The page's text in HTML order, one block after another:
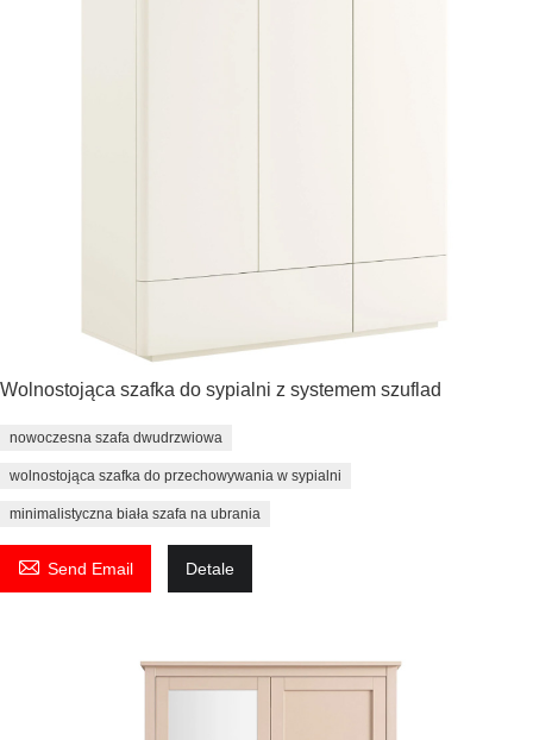
Wolnostojąca szafka do sypialni z systemem szuflad
nowoczesna szafa dwudrzwiowa
wolnostojąca szafka do przechowywania w sypialni
minimalistyczna biała szafa na ubrania
 Send Email Detale